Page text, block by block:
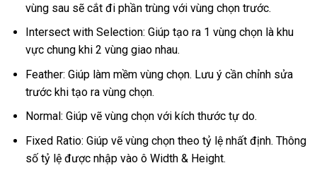
vùng sau sẽ cắt đi phần trùng với vùng chọn trước.
Intersect with Selection: Giúp tạo ra 1 vùng chọn là khu
vực chung khi 2 vùng giao nhau.
Feather: Giúp làm mềm vùng chọn. Lưu ý cần chỉnh sửa
trước khi tạo ra vùng chọn.
Normal: Giúp vẽ vùng chọn với kích thước tự do.
Fixed Ratio: Giúp vẽ vùng chọn theo tỷ lệ nhất định. Thông
số tỷ lệ được nhập vào ô Width & Height.